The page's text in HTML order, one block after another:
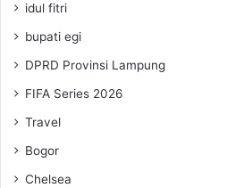
idul fitri
bupati egi
DPRD Provinsi Lampung
FIFA Series 2026
Travel
Bogor
Chelsea